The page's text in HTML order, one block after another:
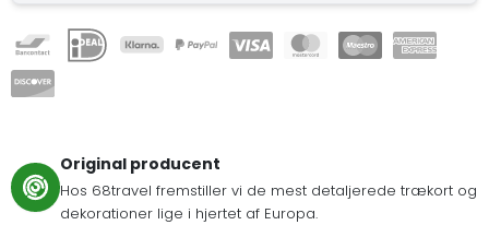
Original producent
Hos 68travel fremstiller vi de mest detaljerede trækort og
dekorationer lige i hjertet af Europa.